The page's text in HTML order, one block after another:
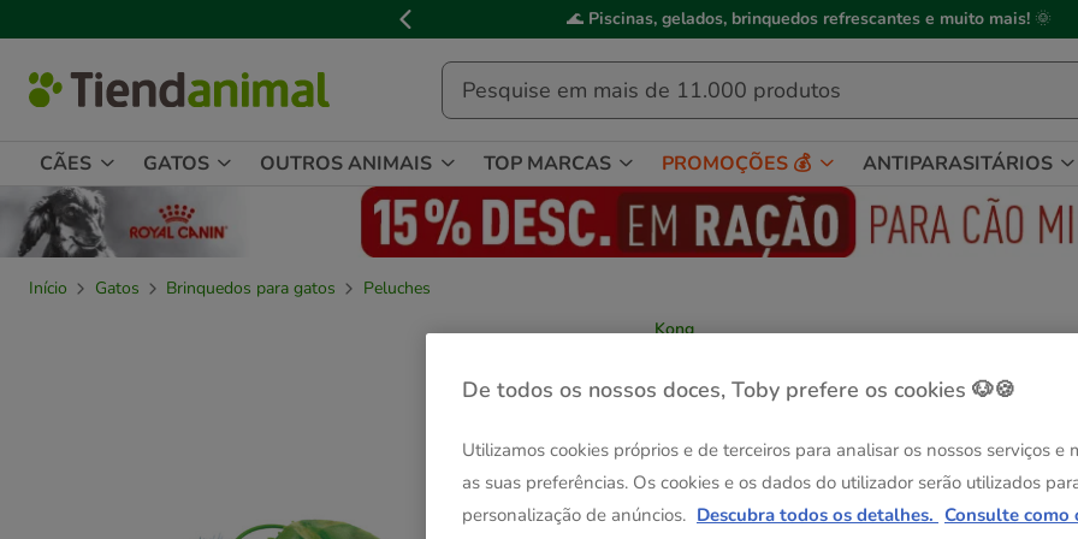
de
mensagem,
🌊 Piscinas, gelados, brinquedos refrescantes e muito mais! 🌞
CÃES GATOS OUTROS ANIMAIS TOP MARCAS PROMOÇÕES 💰 ANTIPARASITÁRIOS
Início Gatos Brinquedos para gatos
Peluches
Kong
gatos
Formato:1 ud.
1 ud.
Entrega Grátis
De todos os nossos doces, Toby prefere os cookies 🐶🍪
Utilizamos cookies próprios e de terceiros para analisar os nossos serviços e
as suas preferências. Os cookies e os dados do utilizador serão utilizados
personalização de anúncios. Descubra todos os detalhes. Consulte como